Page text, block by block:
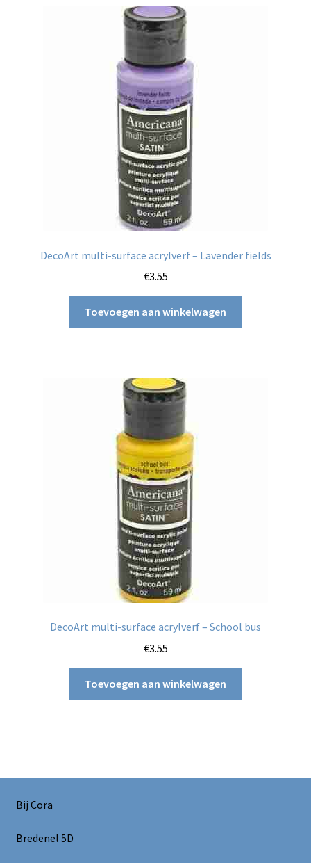
DecoArt multi-surface acrylverf – Lavender fields
€3.55
Toevoegen aan winkelwagen
DecoArt multi-surface acrylverf – School bus
€3.55
Toevoegen aan winkelwagen
Bij Cora
Bredenel 5D